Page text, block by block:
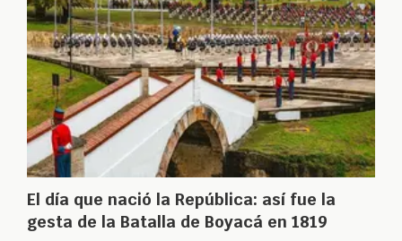
El día que nació la República: así fue la
gesta de la Batalla de Boyacá en 1819